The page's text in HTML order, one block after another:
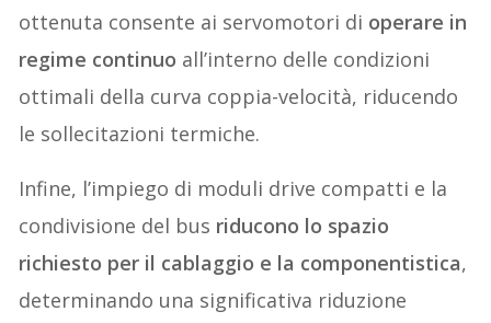
ottenuta consente ai servomotori di operare in
regime continuo all’interno delle condizioni
ottimali della curva coppia-velocità, riducendo
le sollecitazioni termiche.
Infine, l’impiego di moduli drive compatti e la
condivisione del bus riducono lo spazio
richiesto per il cablaggio e la componentistica,
determinando una significativa riduzione